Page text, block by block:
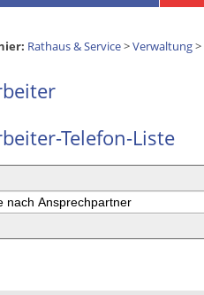
Rathaus & Service>Verwaltung>
Telefon-Liste